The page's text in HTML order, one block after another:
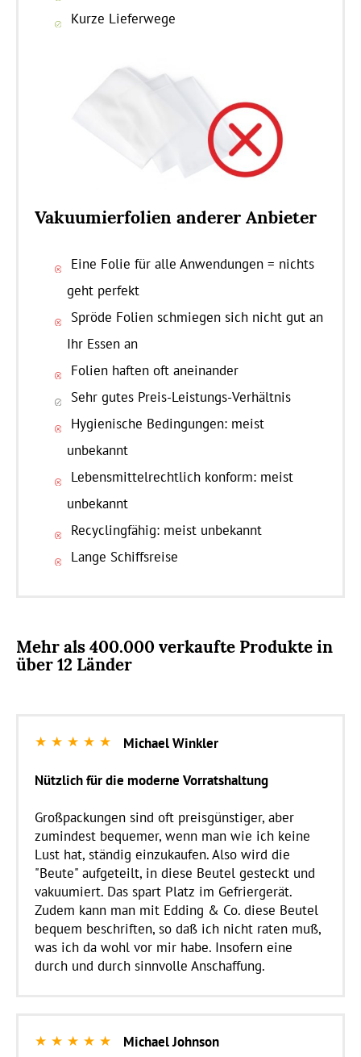
Kurze Lieferwege
Vakuumierfolien anderer Anbieter
Eine Folie für alle Anwendungen = nichts
geht perfekt
Spröde Folien schmiegen sich nicht gut an
Ihr Essen an
Folien haften oft aneinander
Sehr gutes Preis-Leistungs-Verhältnis
Hygienische Bedingungen: meist
unbekannt
Lebensmittelrechtlich konform: meist
unbekannt
Recyclingfähig: meist unbekannt
Lange Schiffsreise
Mehr als 400.000 verkaufte Produkte in
über 12 Länder
★ ★ ★ ★ ★ Michael Winkler
Nützlich für die moderne Vorratshaltung
Großpackungen sind oft preisgünstiger, aber
zumindest bequemer, wenn man wie ich keine
Lust hat, ständig einzukaufen. Also wird die
"Beute" aufgeteilt, in diese Beutel gesteckt und
vakuumiert. Das spart Platz im Gefriergerät.
Zudem kann man mit Edding & Co. diese Beutel
bequem beschriften, so daß ich nicht raten muß,
was ich da wohl vor mir habe. Insofern eine
durch und durch sinnvolle Anschaffung.
★ ★ ★ ★ ★ Michael Johnson